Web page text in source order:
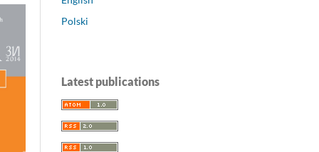
Polski
Latest publications